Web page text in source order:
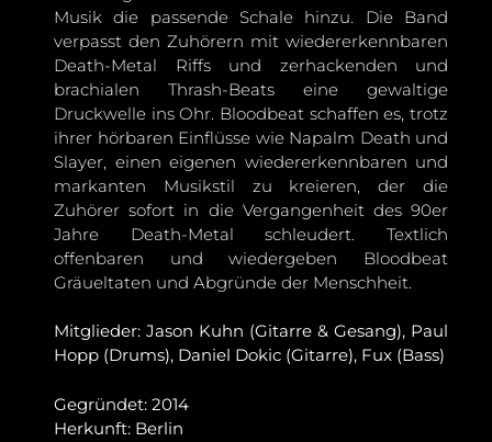
Musik die passende Schale hinzu. Die Band
verpasst den Zuhörern mit wiedererkennbaren
Death-Metal Riffs und zerhackenden und
brachialen Thrash-Beats eine gewaltige
Druckwelle ins Ohr. Bloodbeat schaffen es, trotz
ihrer hörbaren Einflüsse wie Napalm Death und
Slayer, einen eigenen wiedererkennbaren und
markanten Musikstil zu kreieren, der die
Zuhörer sofort in die Vergangenheit des 90er
Jahre Death-Metal schleudert. Textlich
offenbaren und wiedergeben Bloodbeat
Gräueltaten und Abgründe der Menschheit.
Mitglieder: Jason Kuhn (Gitarre & Gesang), Paul
Hopp (Drums), Daniel Dokic (Gitarre), Fux (Bass)
Gegründet: 2014
Herkunft: Berlin